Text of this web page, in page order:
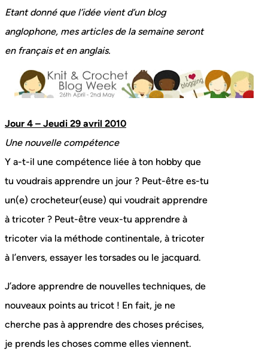
Etant donné que l’idée vient d’un blog
anglophone, mes articles de la semaine seront
en français et en anglais.
Jour 4 – Jeudi 29 avril 2010
Une nouvelle compétence
Y a-t-il une compétence liée à ton hobby que
tu voudrais apprendre un jour ? Peut-être es-tu
un(e) crocheteur(euse) qui voudrait apprendre
à tricoter ? Peut-être veux-tu apprendre à
tricoter via la méthode continentale, à tricoter
à l’envers, essayer les torsades ou le jacquard.
J’adore apprendre de nouvelles techniques, de
nouveaux points au tricot ! En fait, je ne
cherche pas à apprendre des choses précises,
je prends les choses comme elles viennent.